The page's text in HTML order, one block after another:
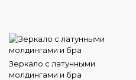
Зеркало с латунными
молдингами и бра